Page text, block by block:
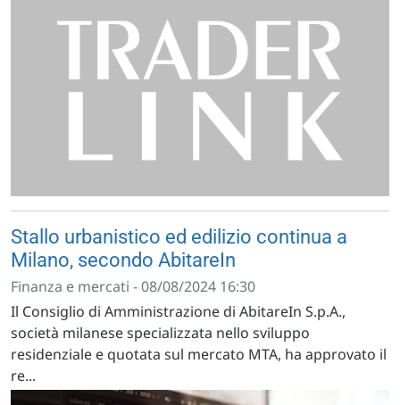
Stallo urbanistico ed edilizio continua a
Milano, secondo AbitareIn
Finanza e mercati - 08/08/2024 16:30
Il Consiglio di Amministrazione di AbitareIn S.p.A.,
società milanese specializzata nello sviluppo
residenziale e quotata sul mercato MTA, ha approvato il
re...